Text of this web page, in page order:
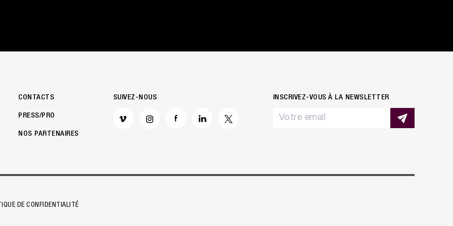
CONTACTS
PRESS/PRO
NOS PARTENAIRES
SUIVEZ-NOUS INSCRIVEZ-VOUS À LA NEWSLETTER
DE CONFIDENTIALITÉ
vos Options
paramètres de confidentialité, en garantissant la conformité avec les réglementations.